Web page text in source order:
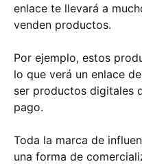
enlace te llevará a
venden productos.
Por ejemplo, estos
lo que verá un enlace
ser productos digitales
pago.
Toda la marca de
una forma de